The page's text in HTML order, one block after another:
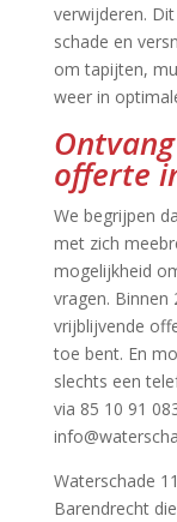
verwijderen.​
schade en
om tapijten,
weer in
offerte
We begrijpen
met zich
mogelijkheid
vragen.​ Binnen
vrijblijvende
toe bent.​ En
slechts een
via 85 10 91
Waterschade
Barendrecht